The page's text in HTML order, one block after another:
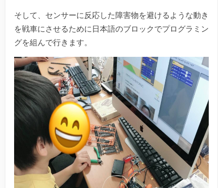
そして、センサーに反応した障害物を避けるような動き
を戦車にさせるために日本語のブロックでプログラミン
グを組んで行きます。